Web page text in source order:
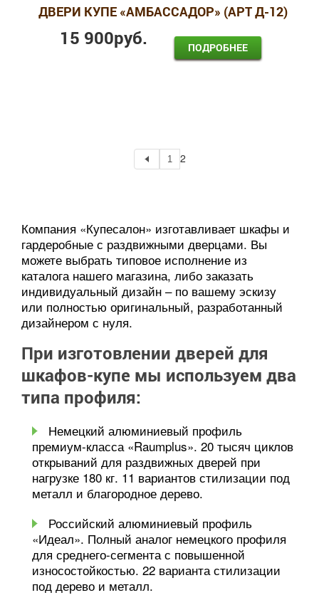
ДВЕРИ КУПЕ «АМБАССАДОР» (АРТ Д-12)
15 900руб. ПОДРОБНЕЕ
1 2
Компания «Купесалон» изготавливает шкафы и
гардеробные с раздвижными дверцами. Вы
можете выбрать типовое исполнение из
каталога нашего магазина, либо заказать
индивидуальный дизайн – по вашему эскизу
или полностью оригинальный, разработанный
дизайнером с нуля.
При изготовлении дверей для
шкафов-купе мы используем два
типа профиля:
Немецкий алюминиевый профиль
премиум-класса «Raumplus». 20 тысяч циклов
открываний для раздвижных дверей при
нагрузке 180 кг. 11 вариантов стилизации под
металл и благородное дерево.
Российский алюминиевый профиль
«Идеал». Полный аналог немецкого профиля
для среднего-сегмента с повышенной
износостойкостью. 22 варианта стилизации
под дерево и металл.